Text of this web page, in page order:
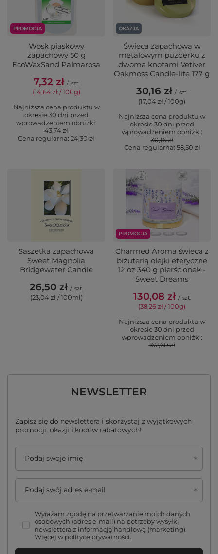
PROMOCJA
Wosk piaskowy
zapachowy 50 g
EcoWaxSand Palmarosa
7,32 zł / szt.
(14,64 zł / 100g)
Najniższa cena produktu w
okresie 30 dni przed
wprowadzeniem obniżki:
43,74 zł
Cena regularna: 24,30 zł
OKAZJA
Świeca zapachowa w
metalowym puzderku z
dwoma knotami Vetiver
Oakmoss Candle-lite 177 g
30,16 zł / szt.
(17,04 zł / 100g)
Najniższa cena produktu w
okresie 30 dni przed
wprowadzeniem obniżki:
30,16 zł
Cena regularna:58,50 zł
Saszetka zapachowa
Sweet Magnolia
Bridgewater Candle
26,50 zł / szt.
(23,04 zł / 100ml)
PROMOCJA
Charmed Aroma świeca z
biżuterią olejki eteryczne
12 oz 340 g pierścionek -
Sweet Dreams
130,08 zł / szt.
(38,26 zł / 100g)
Najniższa cena produktu w
okresie 30 dni przed
wprowadzeniem obniżki:
162,60 zł
NEWSLETTER
Zapisz się do newslettera i skorzystaj z wyjątkowych
promocji, okazji i kodów rabatowych!
Podaj swoje imię
Podaj swój adres e-mail
Wyrażam zgodę na przetwarzanie moich danych
osobowych (adres e-mail) na potrzeby wysyłki
newslettera z informacją handlową (marketing).
Więcej w polityce prywatności.